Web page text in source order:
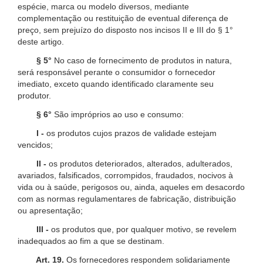
espécie, marca ou modelo diversos, mediante
complementação ou restituição de eventual diferença de
preço, sem prejuízo do disposto nos incisos II e III do § 1°
deste artigo.
§ 5° No caso de fornecimento de produtos in natura,
será responsável perante o consumidor o fornecedor
imediato, exceto quando identificado claramente seu
produtor.
§ 6° São impróprios ao uso e consumo:
I - os produtos cujos prazos de validade estejam
vencidos;
II - os produtos deteriorados, alterados, adulterados,
avariados, falsificados, corrompidos, fraudados, nocivos à
vida ou à saúde, perigosos ou, ainda, aqueles em desacordo
com as normas regulamentares de fabricação, distribuição
ou apresentação;
III - os produtos que, por qualquer motivo, se revelem
inadequados ao fim a que se destinam.
Art. 19. Os fornecedores respondem solidariamente